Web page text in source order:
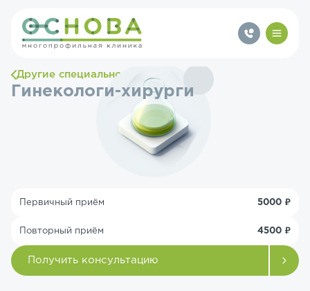
Другие специальности
Гинекологи-хирурги
Первичный приём 5000 ₽
Повторный приём 4500 ₽
Получить консультацию